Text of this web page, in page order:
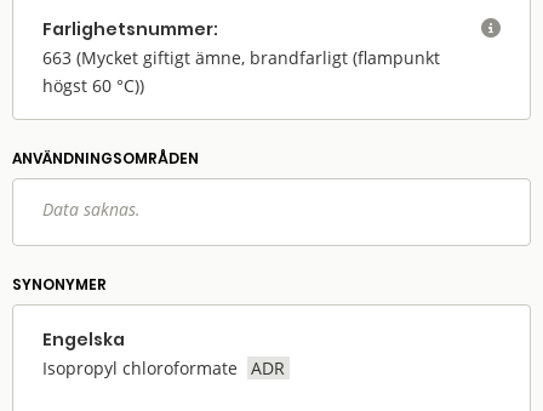
Farlighets­nummer:
663 (Mycket giftigt ämne, brandfarligt (flampunkt
högst 60 °C))

ANVÄNDNINGS­OMRÅDEN
Data saknas.
SYNONYMER
Engelska
Isopropyl chloroformate ADR